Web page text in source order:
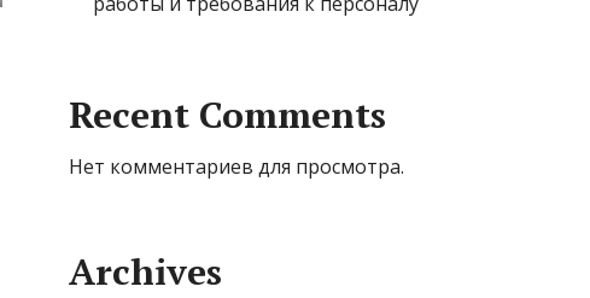
Recent Comments
Нет комментариев для просмотра.
Archives